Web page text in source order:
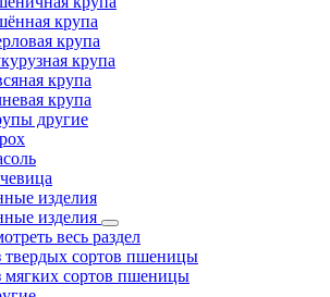
крупа
крупа
крупа
крупа
крупа
другие
изделия
изделия
весь раздел
твердых сортов пшеницы
мягких сортов пшеницы